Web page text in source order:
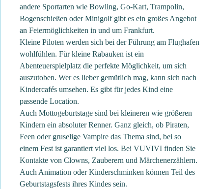
andere Sportarten wie Bowling, Go-Kart, Trampolin,
Bogenschießen oder Minigolf gibt es ein großes Angebot
an Feiermöglichkeiten in und um Frankfurt.
Kleine Piloten werden sich bei der Führung am Flughafen
wohlfühlen. Für kleine Rabauken ist ein
Abenteuerspielplatz die perfekte Möglichkeit, um sich
auszutoben. Wer es lieber gemütlich mag, kann sich nach
Kindercafés umsehen. Es gibt für jedes Kind eine
passende Location.
Auch Mottogeburtstage sind bei kleineren wie größeren
Kindern ein absoluter Renner. Ganz gleich, ob Piraten,
Feen oder gruselige Vampire das Thema sind, bei so
einem Fest ist garantiert viel los. Bei VUVIVI finden Sie
Kontakte von Clowns, Zauberern und Märchenerzählern.
Auch Animation oder Kinderschminken können Teil des
Geburtstagsfests ihres Kindes sein.